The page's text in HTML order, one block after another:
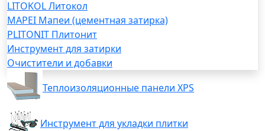
LITOKOL Литокол
MAPEI Мапеи (цементная затирка)
PLITONIT Плитонит
Инструмент для затирки
Очистители и добавки
Теплоизоляционные панели XPS
Инструмент для укладки плитки